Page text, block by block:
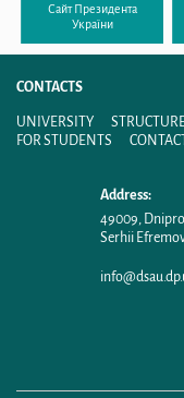
Сайт Президента
України
CONTACTS
UNIVERSITY
FOR STUDENTS
Address:
49009 Dnipro,
Serhii